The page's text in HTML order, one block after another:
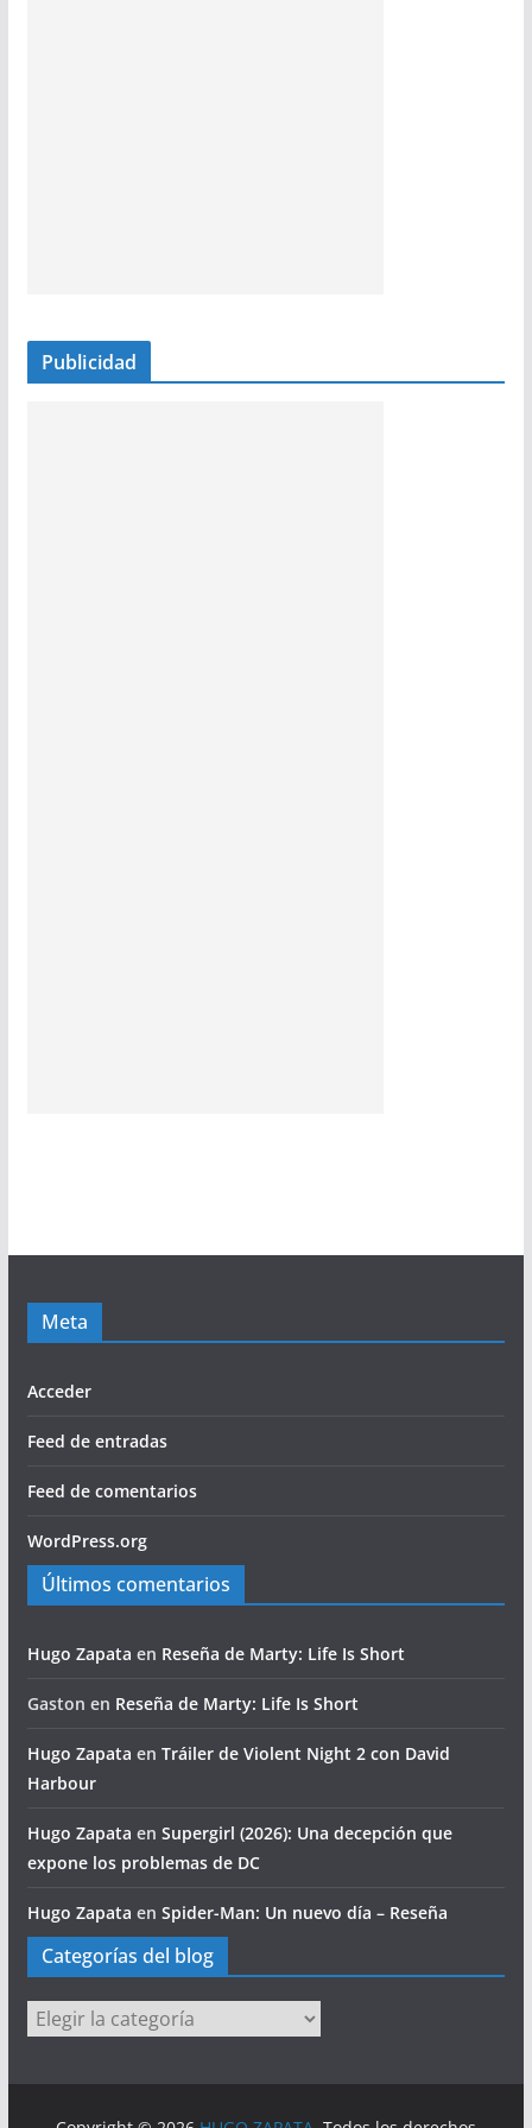
Publicidad
Meta
Acceder
Feed de entradas
Feed de comentarios
WordPress.org
Últimos comentarios
Hugo Zapata en Reseña de Marty: Life Is Short
Gaston en Reseña de Marty: Life Is Short
Hugo Zapata en Tráiler de Violent Night 2 con David
Harbour
Hugo Zapata en Supergirl (2026): Una decepción que
expone los problemas de DC
Hugo Zapata en Spider-Man: Un nuevo día – Reseña
Categorías del blog
Categorías
del